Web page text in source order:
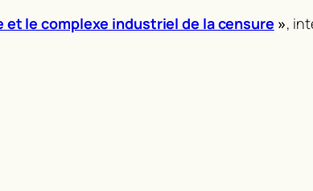
et le complexe industriel de la censure »,